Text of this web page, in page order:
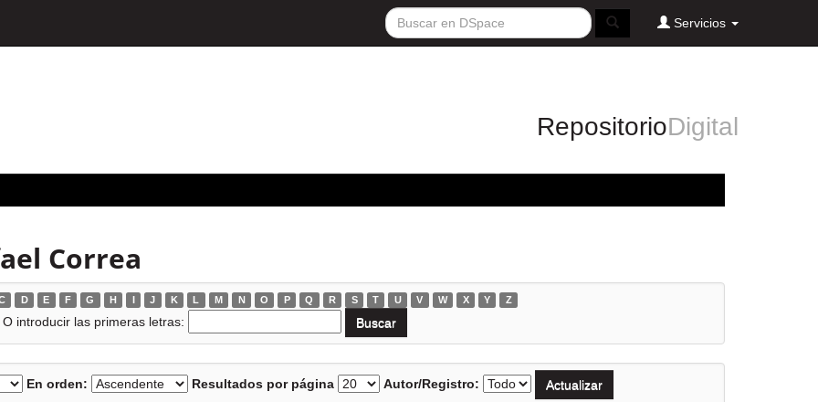
Servicios
RepositorioDigital
Correa
D E F G H I J K L M N O P Q R S T U V W X Y Z
O introducir las primeras letras:
En orden: Resultados por página Autor/Registro: